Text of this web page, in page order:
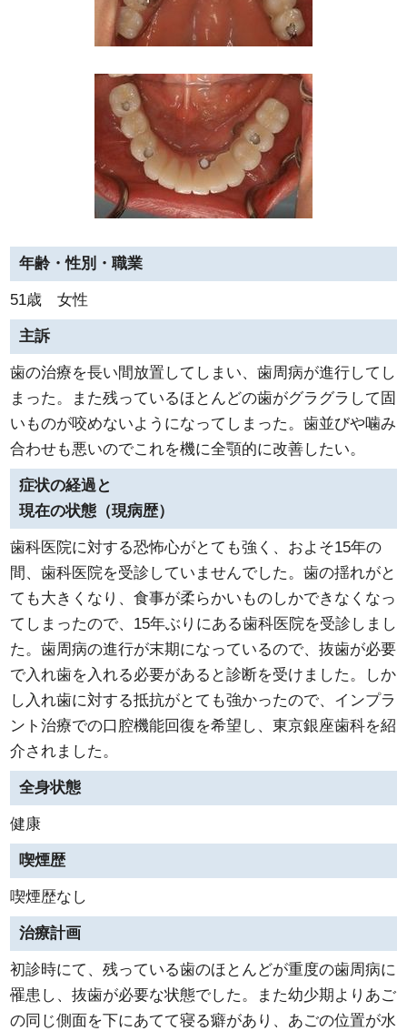
年齢・性別・職業
51歳 女性
主訴
歯の治療を長い間放置してしまい、歯周病が進行してし
まった。また残っているほとんどの歯がグラグラして固
いものが咬めないようになってしまった。歯並びや噛み
合わせも悪いのでこれを機に全顎的に改善したい。
症状の経過と
現在の状態（現病歴）
歯科医院に対する恐怖心がとても強く、およそ15年の
間、歯科医院を受診していませんでした。歯の揺れがと
ても大きくなり、食事が柔らかいものしかできなくなっ
てしまったので、15年ぶりにある歯科医院を受診しまし
た。歯周病の進行が末期になっているので、抜歯が必要
で入れ歯を入れる必要があると診断を受けました。しか
し入れ歯に対する抵抗がとても強かったので、インプラ
ント治療での口腔機能回復を希望し、東京銀座歯科を紹
介されました。
全身状態
健康
喫煙歴
喫煙歴なし
治療計画
初診時にて、残っている歯のほとんどが重度の歯周病に
罹患し、抜歯が必要な状態でした。また幼少期よりあご
の同じ側面を下にあてて寝る癖があり、あごの位置が水